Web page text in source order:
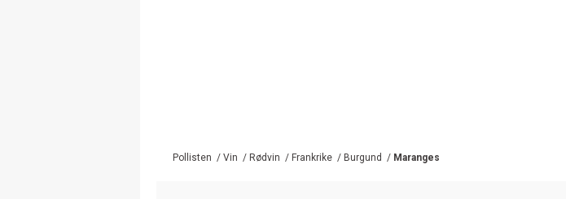
Pollisten / Vin / Rødvin / Frankrike / Burgund / Maranges